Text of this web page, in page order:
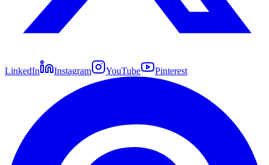
LinkedIn Instagram YouTube Pinterest